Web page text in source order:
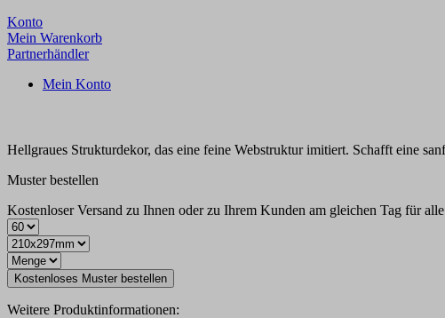
Konto
Mein Warenkorb
Partnerhändler
Mein Konto
Hellgraues Strukturdekor, das eine feine Webstruktur imitiert. Schafft eine
Muster bestellen
Kostenloser Versand zu Ihnen oder zu Ihrem Kunden am gleichen Tag für
Kostenloses Muster bestellen
Weitere Produktinformationen: